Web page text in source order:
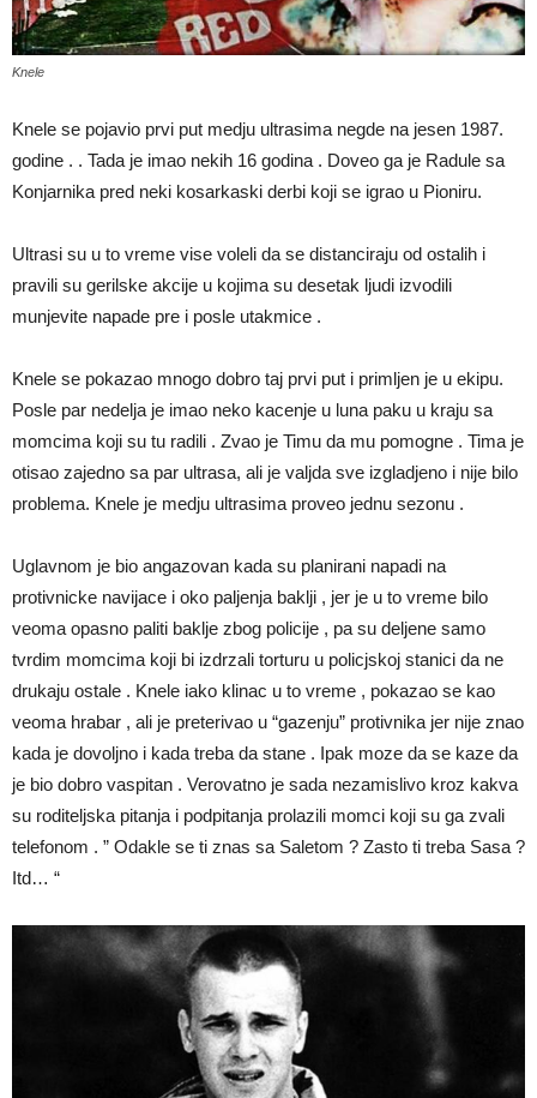
Knele
Knele se pojavio prvi put medju ultrasima negde na jesen 1987.
godine . . Tada je imao nekih 16 godina . Doveo ga je Radule sa
Konjarnika pred neki kosarkaski derbi koji se igrao u Pioniru.
Ultrasi su u to vreme vise voleli da se distanciraju od ostalih i
pravili su gerilske akcije u kojima su desetak ljudi izvodili
munjevite napade pre i posle utakmice .
Knele se pokazao mnogo dobro taj prvi put i primljen je u ekipu.
Posle par nedelja je imao neko kacenje u luna paku u kraju sa
momcima koji su tu radili . Zvao je Timu da mu pomogne . Tima je
otisao zajedno sa par ultrasa, ali je valjda sve izgladjeno i nije bilo
problema. Knele je medju ultrasima proveo jednu sezonu .
Uglavnom je bio angazovan kada su planirani napadi na
protivnicke navijace i oko paljenja baklji , jer je u to vreme bilo
veoma opasno paliti baklje zbog policije , pa su deljene samo
tvrdim momcima koji bi izdrzali torturu u policjskoj stanici da ne
drukaju ostale . Knele iako klinac u to vreme , pokazao se kao
veoma hrabar , ali je preterivao u “gazenju” protivnika jer nije znao
kada je dovoljno i kada treba da stane . Ipak moze da se kaze da
je bio dobro vaspitan . Verovatno je sada nezamislivo kroz kakva
su roditeljska pitanja i podpitanja prolazili momci koji su ga zvali
telefonom . ” Odakle se ti znas sa Saletom ? Zasto ti treba Sasa ?
Itd… “